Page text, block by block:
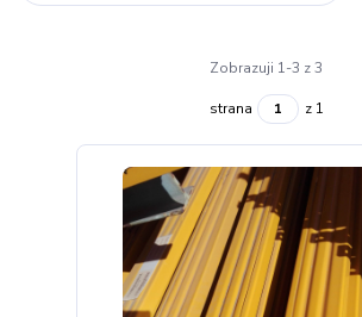
Zobrazuji 1-3 z 3
strana z 1